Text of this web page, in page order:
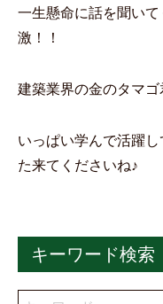
一生懸命に話を聞い
激！！
建築業界の金のタマゴ
いっぱい学んで活躍
た来てくださいね♪
キーワード検索